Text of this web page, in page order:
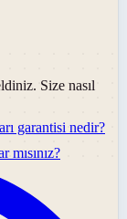
Size nasıl
garantisi nedir?
mısınız?